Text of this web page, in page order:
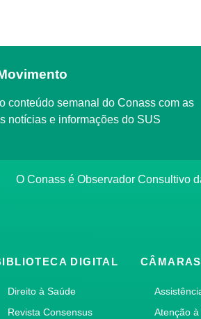
conteúdo semanal do Conass com as
notícias e informações do SUS
O Conass é Observador Consultivo
DIGITAL
Direito à Saúde
Revista Consensus
Atenção